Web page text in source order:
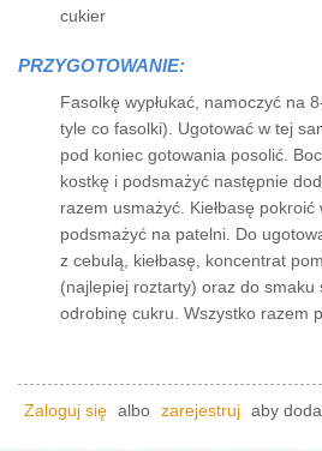
cukier
PRZYGOTOWANIE:
Fasolkę wypłukać, namoczyć na
tyle co fasolki). Ugotować w tej
pod koniec gotowania posolić.
kostkę i podsmażyć następnie
razem usmażyć. Kiełbasę
podsmażyć na patelni. Do
z cebulą, kiełbasę, koncentrat
(najlepiej roztarty) oraz do smaku
odrobinę cukru. Wszystko razem
Zaloguj się albo zarejestruj aby